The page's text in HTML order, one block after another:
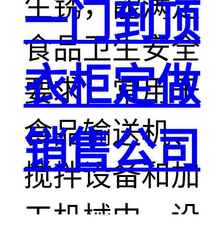
生锈，能满足
食品卫生安全
要求，常用于
食品输送机、
搅拌设备和加
工机械中。设
一门到顶
衣柜定做
销售公司